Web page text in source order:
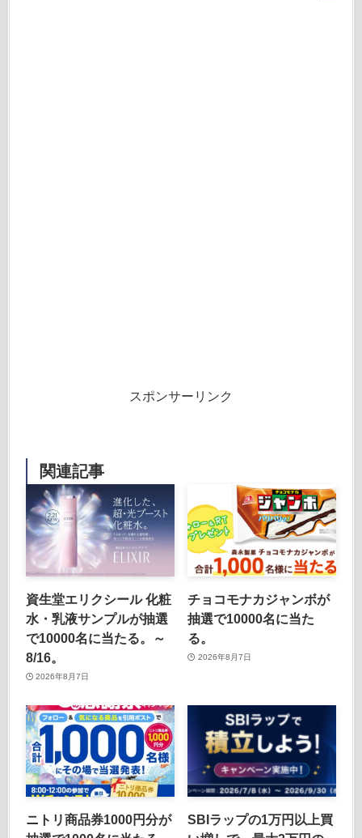
スポンサーリンク
関連記事
資生堂エリクシール 化粧
水・乳液サンプルが抽選
で10000名に当たる。～
8/16。
2026年8月7日
チョコモナカジャンボが
抽選で10000名に当た
る。
2026年8月7日
ニトリ商品券1000円分が
SBIラップの1万円以上買